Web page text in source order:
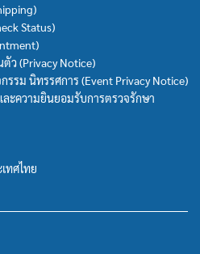
Status)
ว (Privacy Notice)
รรม นิทรรศการ (Event Privacy Notice)
ะความยินยอมรับการตรวจรักษา
ทศไทย